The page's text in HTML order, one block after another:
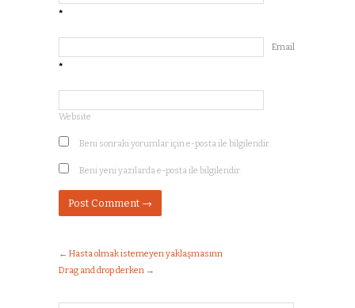
*
Email
*
Website
Beni sonraki yorumlar için e-posta ile bilgilendir.
Beni yeni yazılarda e-posta ile bilgilendir.
← Hasta olmak istemeyen yaklaşmasınn
Drag and drop derken →